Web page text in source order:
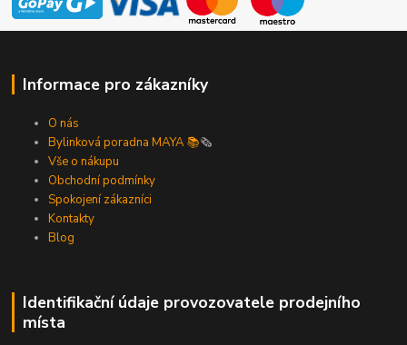
Informace pro zákazníky
O nás
Bylinková poradna MAYA 📚🗞️
Vše o nákupu
Obchodní podmínky
Spokojení zákazníci
Kontakty
Blog
Identifikační údaje provozovatele prodejního
místa